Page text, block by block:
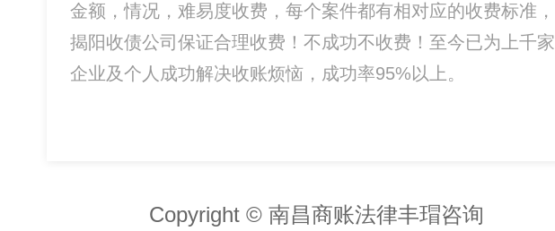
金额，情况，难易度收费，每个案件都有相对应的收费标准，
揭阳收债公司保证合理收费！不成功不收费！至今已为上千家
企业及个人成功解决收账烦恼，成功率95%以上。
Copyright © 南昌商账法律丰瑁咨询